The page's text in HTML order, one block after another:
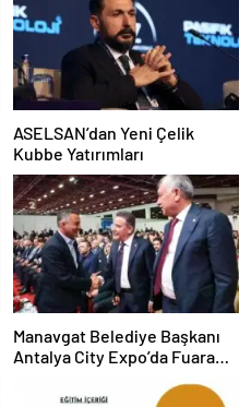
ASELSAN’dan Yeni Çelik
Kubbe Yatırımları
Manavgat Belediye Başkanı
Antalya City Expo’da Fuara